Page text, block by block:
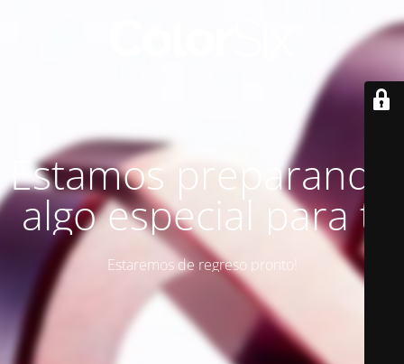
Estamos preparando
algo especial para ti
Estaremos de regreso pronto!